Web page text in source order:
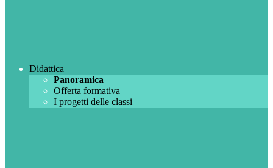
Didattica
Panoramica
Offerta formativa
I progetti delle classi